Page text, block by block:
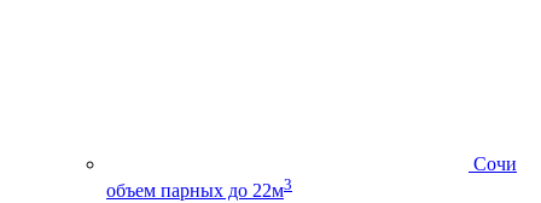
Сочи
объем парных до 22м3